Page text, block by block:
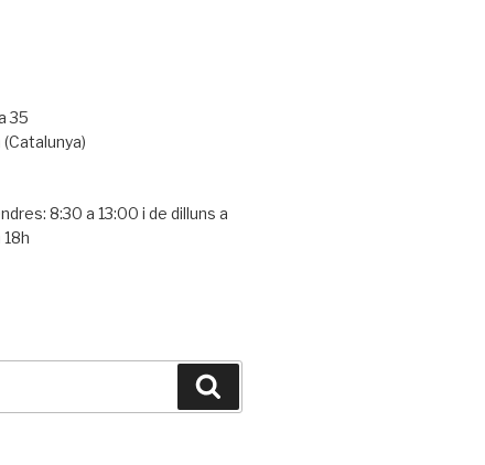
35
8:30 a 13:00 i de dilluns a
18h